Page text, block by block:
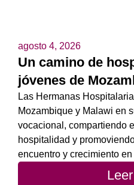
agosto 4, 2026
Un camino de
jóvenes de
Las Hermanas
Mozambique y Malawi en
vocacional, compartiendo
hospitalidad y
encuentro y crecimiento en